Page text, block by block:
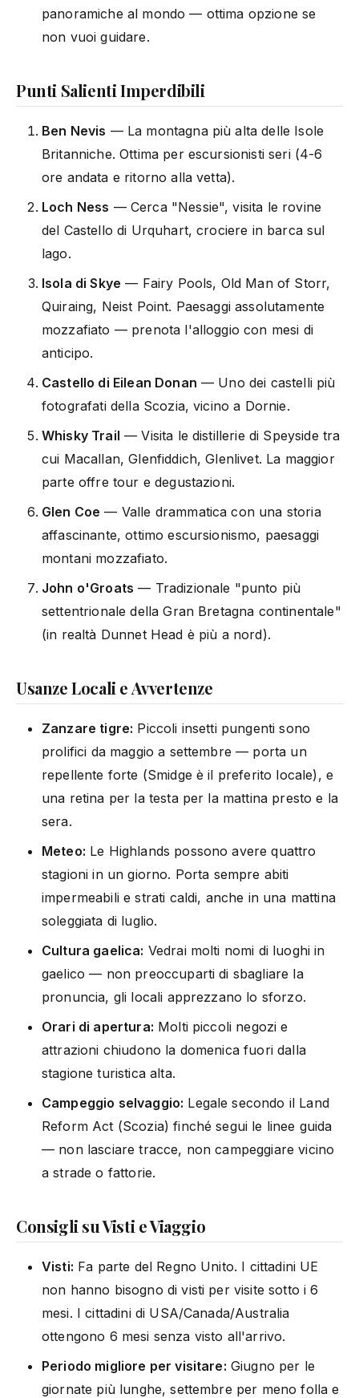
panoramiche al mondo — ottima opzione se
non vuoi guidare.
Punti Salienti Imperdibili
Ben Nevis — La montagna più alta delle Isole
Britanniche. Ottima per escursionisti seri (4-6
ore andata e ritorno alla vetta).
Loch Ness — Cerca "Nessie", visita le rovine
del Castello di Urquhart, crociere in barca sul
lago.
Isola di Skye — Fairy Pools, Old Man of Storr,
Quiraing, Neist Point. Paesaggi assolutamente
mozzafiato — prenota l'alloggio con mesi di
anticipo.
Castello di Eilean Donan — Uno dei castelli più
fotografati della Scozia, vicino a Dornie.
Whisky Trail — Visita le distillerie di Speyside tra
cui Macallan, Glenfiddich, Glenlivet. La maggior
parte offre tour e degustazioni.
Glen Coe — Valle drammatica con una storia
affascinante, ottimo escursionismo, paesaggi
montani mozzafiato.
John o'Groats — Tradizionale "punto più
settentrionale della Gran Bretagna continentale"
(in realtà Dunnet Head è più a nord).
Usanze Locali e Avvertenze
Zanzare tigre: Piccoli insetti pungenti sono
prolifici da maggio a settembre — porta un
repellente forte (Smidge è il preferito locale), e
una retina per la testa per la mattina presto e la
sera.
Meteo: Le Highlands possono avere quattro
stagioni in un giorno. Porta sempre abiti
impermeabili e strati caldi, anche in una mattina
soleggiata di luglio.
Cultura gaelica: Vedrai molti nomi di luoghi in
gaelico — non preoccuparti di sbagliare la
pronuncia, gli locali apprezzano lo sforzo.
Orari di apertura: Molti piccoli negozi e
attrazioni chiudono la domenica fuori dalla
stagione turistica alta.
Campeggio selvaggio: Legale secondo il Land
Reform Act (Scozia) finché segui le linee guida
— non lasciare tracce, non campeggiare vicino
a strade o fattorie.
Consigli su Visti e Viaggio
Visti: Fa parte del Regno Unito. I cittadini UE
non hanno bisogno di visti per visite sotto i 6
mesi. I cittadini di USA/Canada/Australia
ottengono 6 mesi senza visto all'arrivo.
Periodo migliore per visitare: Giugno per le
giornate più lunghe, settembre per meno folla e